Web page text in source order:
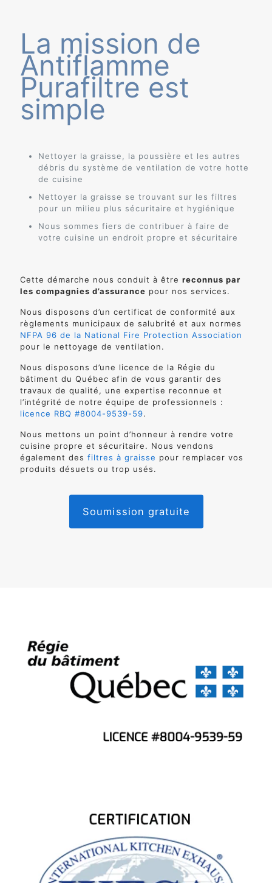
La mission de
Antiflamme
Purafiltre est
simple
Nettoyer la graisse, la poussière et les autres
débris du système de ventilation de votre hotte
de cuisine
Nettoyer la graisse se trouvant sur les filtres
pour un milieu plus sécuritaire et hygiénique
Nous sommes fiers de contribuer à faire de
votre cuisine un endroit propre et sécuritaire
Cette démarche nous conduit à être reconnus par
les compagnies d’assurance pour nos services.
Nous disposons d’un certificat de conformité aux
règlements municipaux de salubrité et aux normes
NFPA 96 de la National Fire Protection Association
pour le nettoyage de ventilation.
Nous disposons d’une licence de la Régie du
bâtiment du Québec afin de vous garantir des
travaux de qualité, une expertise reconnue et
l’intégrité de notre équipe de professionnels :
licence RBQ #8004-9539-59.
Nous mettons un point d’honneur à rendre votre
cuisine propre et sécuritaire. Nous vendons
également des filtres à graisse pour remplacer vos
produits désuets ou trop usés.
Soumission gratuite